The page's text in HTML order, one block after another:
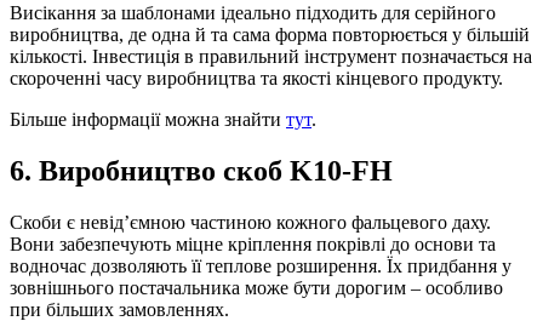
Висікання за шаблонами ідеально підходить для серійного
виробництва, де одна й та сама форма повторюється у більшій
кількості. Інвестиція в правильний інструмент позначається на
скороченні часу виробництва та якості кінцевого продукту.
Більше інформації можна знайти тут.
6. Виробництво скоб K10-FH
Скоби є невід’ємною частиною кожного фальцевого даху.
Вони забезпечують міцне кріплення покрівлі до основи та
водночас дозволяють її теплове розширення. Їх придбання у
зовнішнього постачальника може бути дорогим – особливо
при більших замовленнях.